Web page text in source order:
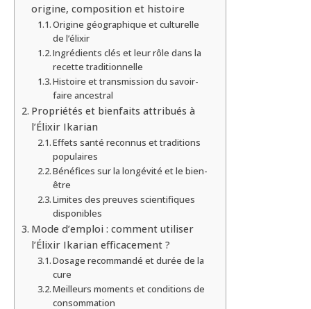
origine, composition et histoire
Origine géographique et culturelle
de l’élixir
Ingrédients clés et leur rôle dans la
recette traditionnelle
Histoire et transmission du savoir-
faire ancestral
Propriétés et bienfaits attribués à
l’Élixir Ikarian
Effets santé reconnus et traditions
populaires
Bénéfices sur la longévité et le bien-
être
Limites des preuves scientifiques
disponibles
Mode d’emploi : comment utiliser
l’Élixir Ikarian efficacement ?
Dosage recommandé et durée de la
cure
Meilleurs moments et conditions de
consommation